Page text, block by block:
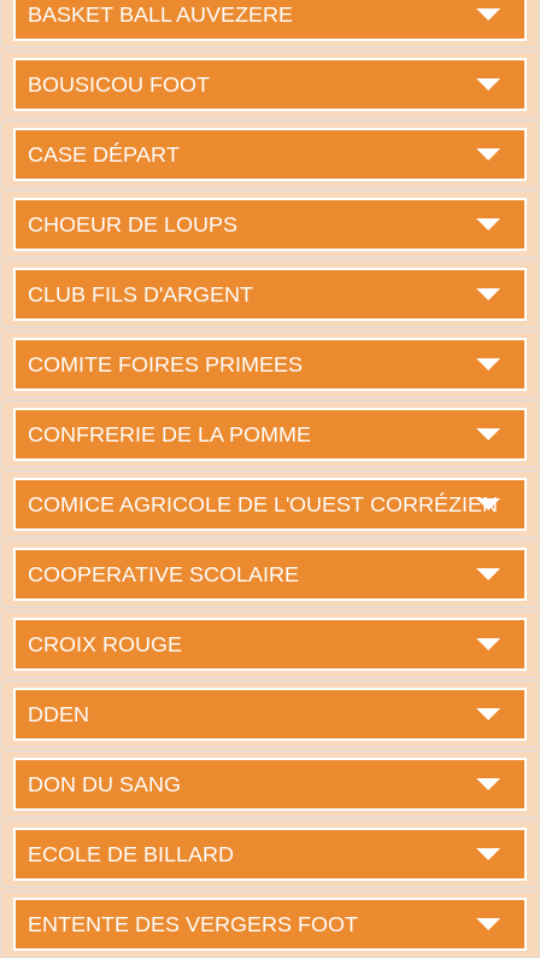
BASKET BALL AUVEZERE
BOUSICOU FOOT
CASE DÉPART
CHOEUR DE LOUPS
CLUB FILS D'ARGENT
COMITE FOIRES PRIMEES
CONFRERIE DE LA POMME
COMICE AGRICOLE DE L'OUEST CORRÉZIEN
COOPERATIVE SCOLAIRE
CROIX ROUGE
DDEN
DON DU SANG
ECOLE DE BILLARD
ENTENTE DES VERGERS FOOT